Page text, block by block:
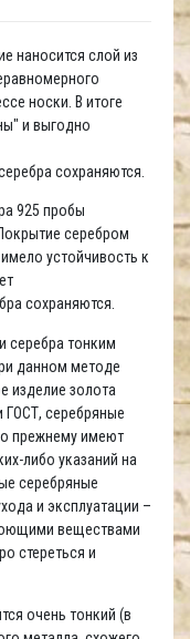
наносится слой из
носки. В итоге
и выгодно
сохраняются.
925 пробы
серебром
устойчивость к
сохраняются.
серебра тонким
данном методе
изделие золота
ГОСТ, серебряные
прежнему имеют
либо указаний на
серебряные
и эксплуатации –
веществами
стереться и
очень тонкий (в